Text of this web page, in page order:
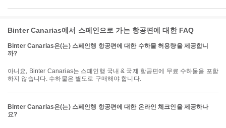
Binter Canarias에서 스페인으로 가는 항공편에 대한 FAQ
Binter Canarias은(는) 스페인행 항공편에 대한 수하물 허용량을 제공합니
까?
아니요, Binter Canarias는 스페인행 국내 & 국제 항공편에 무료 수하물을 포함
하지 않습니다. 수하물은 별도로 구매해야 합니다.
Binter Canarias은(는) 스페인행 항공편에 대한 온라인 체크인을 제공하나
요?